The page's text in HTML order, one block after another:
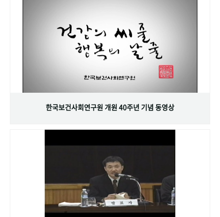
한국보건사회연구원 개원 40주년 기념 동영상